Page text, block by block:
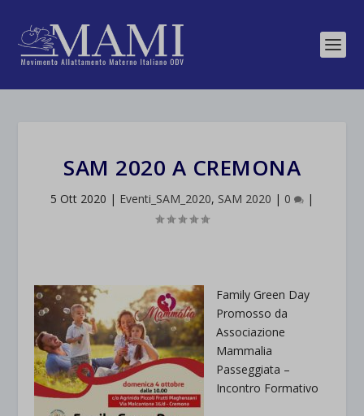
SAM 2020 A CREMONA
5 Ott 2020 | Eventi_SAM_2020, SAM 2020 | 0 |
Family Green Day
Promosso da
Associazione
Mammalia
Passeggiata –
Incontro Formativo